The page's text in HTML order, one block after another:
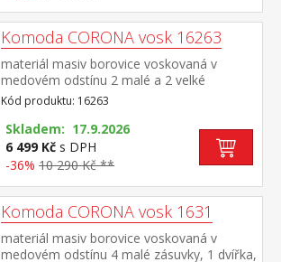
Komoda CORONA vosk 16263
materiál masiv borovice voskovaná v
medovém odstínu 2 malé a 2 velké
zásuvky, kovové ozdobné úchytky vhodný
doplněk je nástavec CORONA 16463
součást sestavy Corona
Kód produktu: 16263
Skladem: 17.9.2026
6 499 Kč s DPH
-36% 10 290 Kč **
Komoda CORONA vosk 1631
materiál masiv borovice voskovaná v
medovém odstínu 4 malé zásuvky, 1 dvířka,